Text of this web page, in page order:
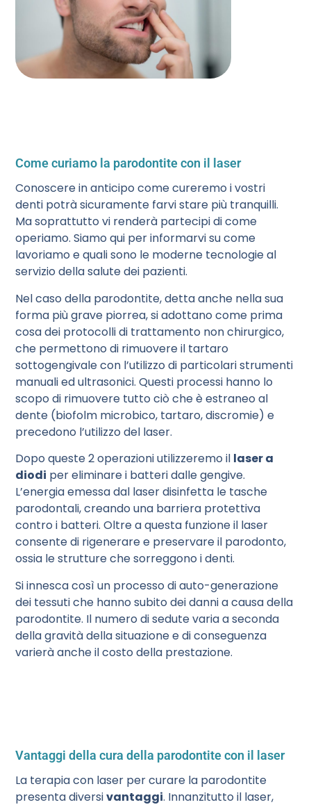
Come curiamo la parodontite con il laser
Conoscere in anticipo come cureremo i vostri
denti potrà sicuramente farvi stare più tranquilli.
Ma soprattutto vi renderà partecipi di come
operiamo. Siamo qui per informarvi su come
lavoriamo e quali sono le moderne tecnologie al
servizio della salute dei pazienti.
Nel caso della parodontite, detta anche nella sua
forma più grave piorrea, si adottano come prima
cosa dei protocolli di trattamento non chirurgico,
che permettono di rimuovere il tartaro
sottogengivale con l’utilizzo di particolari strumenti
manuali ed ultrasonici. Questi processi hanno lo
scopo di rimuovere tutto ciò che è estraneo al
dente (biofolm microbico, tartaro, discromie) e
precedono l’utilizzo del laser.
Dopo queste 2 operazioni utilizzeremo il laser a
diodi per eliminare i batteri dalle gengive.
L’energia emessa dal laser disinfetta le tasche
parodontali, creando una barriera protettiva
contro i batteri. Oltre a questa funzione il laser
consente di rigenerare e preservare il parodonto,
ossia le strutture che sorreggono i denti.
Si innesca così un processo di auto-generazione
dei tessuti che hanno subito dei danni a causa della
parodontite. Il numero di sedute varia a seconda
della gravità della situazione e di conseguenza
varierà anche il costo della prestazione.
Vantaggi della cura della parodontite con il laser
La terapia con laser per curare la parodontite
presenta diversivantaggi. Innanzitutto il laser,